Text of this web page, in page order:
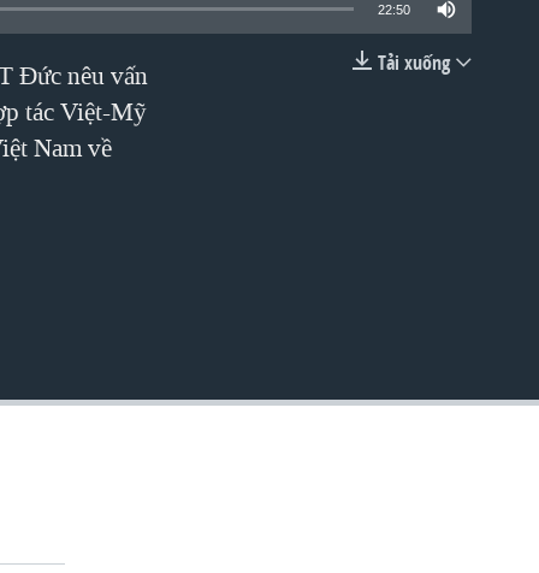
EMBED
22:50
Tải xuống
Đức nêu vấn
tác Việt-Mỹ
Nam về